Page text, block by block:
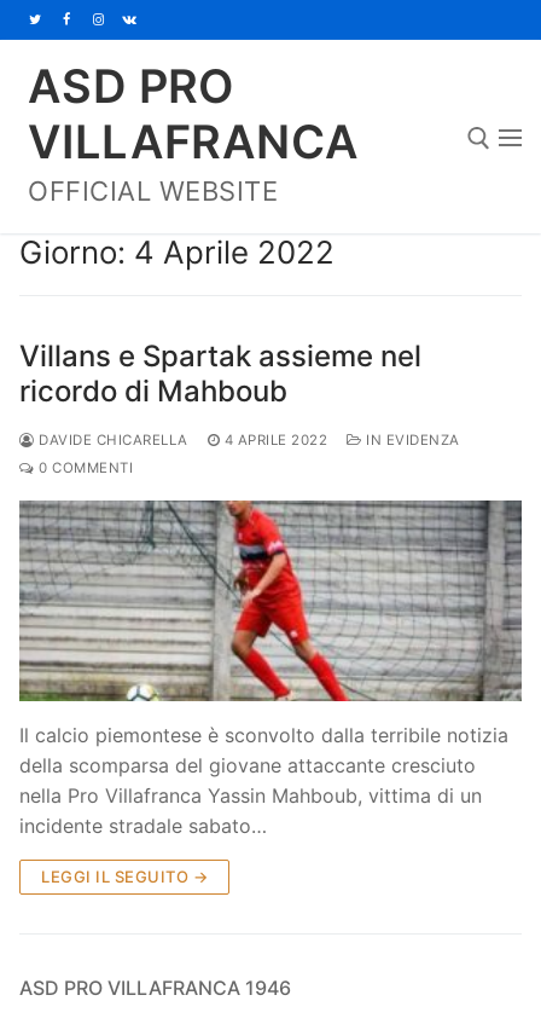
al
contenuto
ASD PRO
VILLAFRANCA
OFFICIAL WEBSITE
Home
Società
La Storia
Organigramma
Prima Squadra
Settore Giovanile
Piccoli amici
Pulcini
Primi calci
Juniores
Eccellenza
Settore Giovanile
Contatti
Sponsor
Giorno: 4 Aprile 2022
Villans e Spartak assieme nel
ricordo di Mahboub
DAVIDE CHICARELLA 4 APRILE 2022
IN EVIDENZA
0 COMMENTI
Il calcio piemontese è sconvolto dalla terribile notizia
della scomparsa del giovane attaccante cresciuto
nella Pro Villafranca Yassin Mahboub, vittima di un
incidente stradale sabato…
LEGGI IL SEGUITO →
ASD PRO VILLAFRANCA 1946